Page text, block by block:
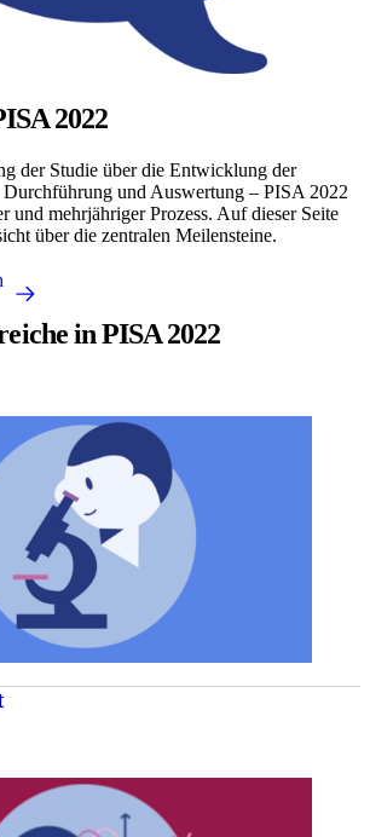
2022
der Studie über die Entwicklung der
und Auswertung – PISA 2022
und mehrjähriger Prozess. Auf dieser Seite
über die zentralen Meilensteine.
in PISA 2022